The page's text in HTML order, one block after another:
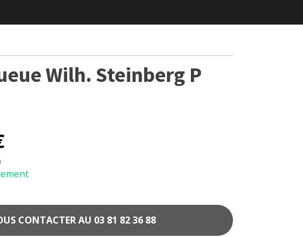
Wilh. Steinberg P
CONTACTER AU 03 81 82 36 88